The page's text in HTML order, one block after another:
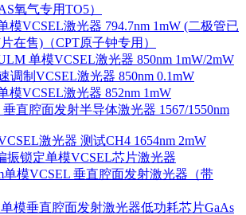
氧气专用TO5）
模VCSEL激光器 794.7nm 1mW (二极管已
在售)（CPT原子钟专用）
单模VCSEL激光器 850nm 1mW/2mW
调制VCSEL激光器 850nm 0.1mW
模VCSEL激光器 852nm 1mW
垂直腔面发射半导体激光器 1567/1550nm
激光器 测试CH4 1654nm 2mW
振锁定单模VCSEL芯片激光器
单模VCSEL 垂直腔面发射激光器（带
模垂直腔面发射激光器低功耗芯片GaAs